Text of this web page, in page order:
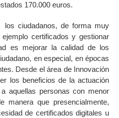
170.000 euros.
ciudadanos, de forma muy
certificados y gestionar
es mejorar la calidad de los
en especial, en épocas
Desde el área de Innovación
los beneficios de la actuación
aquellas personas con menor
manera que presencialmente,
de certificados digitales u